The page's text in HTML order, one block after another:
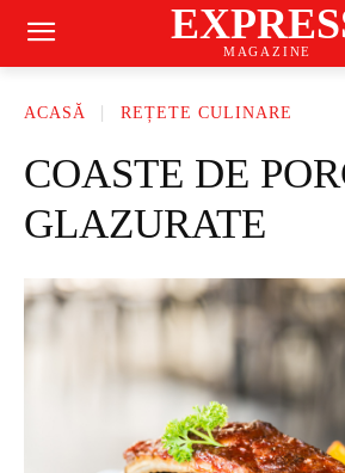
MAGAZINE
ACASĂ REȚETE CULINARE
COASTE DE
GLAZURATE